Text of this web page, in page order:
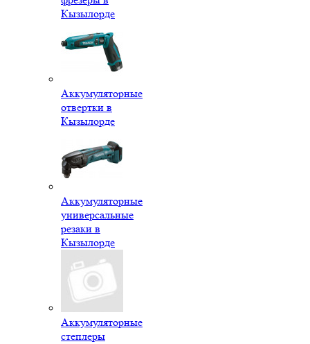
Кызылорде
Аккумуляторные
отвертки в
Кызылорде
Аккумуляторные
универсальные
резаки в
Кызылорде
Аккумуляторные
степлеры